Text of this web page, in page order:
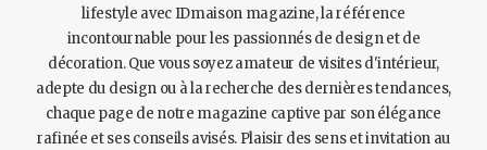
lifestyle avec IDmaison magazine, la référence
incontournable pour les passionnés de design et de
décoration. Que vous soyez amateur de visites d'intérieur,
adepte du design ou à la recherche des dernières tendances,
chaque page de notre magazine captive par son élégance
rafinée et ses conseils avisés. Plaisir des sens et invitation au